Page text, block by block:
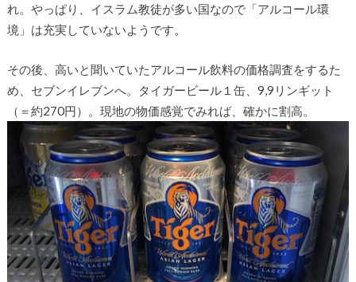
れ。やっぱり、イスラム教徒が多い国なので「アルコール環
境」は充実していないようです。
その後、高いと聞いていたアルコール飲料の価格調査をするた
め、セブンイレブンへ。タイガービール１缶、9,9リンギット
（＝約270円）。現地の物価感覚でみれば、確かに割高。